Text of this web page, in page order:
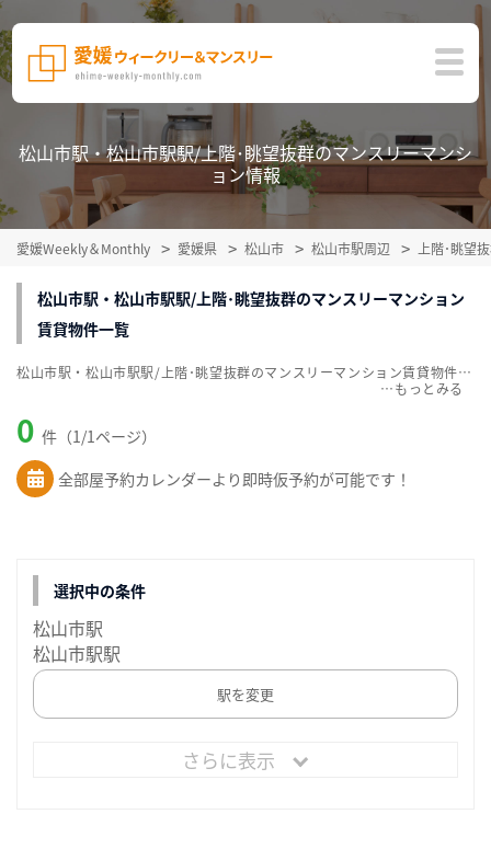
松山市駅・松山市駅駅/上階･眺望抜群のマンスリーマンシ
ョン情報
愛媛Weekly＆Monthly 愛媛県 松山市 松山市駅周辺 上階･眺望
松山市駅・松山市駅駅/上階･眺望抜群のマンスリーマンション
賃貸物件一覧
0 件（1/1ページ）
全部屋予約カレンダーより即時仮予約が可能です！
松山市駅・松山市駅駅/上階･眺望抜群のマンスリーマンション賃貸物件一覧を掲載中。敷金・礼金無料、家具・家電付をご紹介。こだわり条件での絞込みも簡単！
…
選択中の条件
松山市駅
松山市駅駅
駅を変更
さらに表示